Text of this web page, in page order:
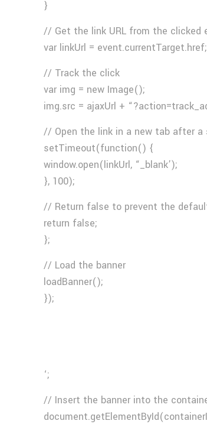
}
// Get the link URL from the clicked
var linkUrl = event.currentTarget.href;
// Track the click
var img = new Image();
img.src = ajaxUrl +
// Open the link in a new tab after a
setTimeout(function() {
window.open(linkUrl, “_blank’);
}, 100);
// Return false to prevent the
return false;
};
// Load the banner
loadBanner();
});
‘;
// Insert the banner into the